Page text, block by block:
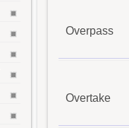
Overpass
Overtake